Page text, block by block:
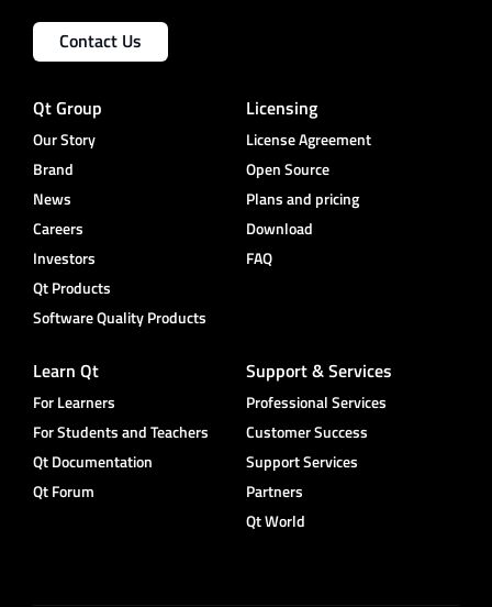
Contact Us
Qt Group
Our Story
Brand
News
Careers
Investors
Qt Products
Software Quality Products
Licensing
License Agreement
Open Source
Plans and pricing
Download
FAQ
Learn Qt
For Learners
For Students and Teachers
Qt Documentation
Qt Forum
Support & Services
Professional Services
Customer Success
Support Services
Partners
Qt World